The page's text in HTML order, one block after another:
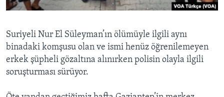
Suriyeli Nur El Süleyman’ın ölümüyle ilgili aynı
binadaki komşusu olan ve ismi henüz öğrenilemeyen
erkek şüpheli gözaltına alınırken polisin olayla ilgili
soruşturması sürüyor.